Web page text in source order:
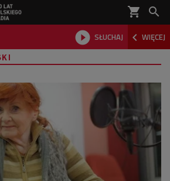
shopping_cart 
 SŁUCHAJ  WIĘCEJ
